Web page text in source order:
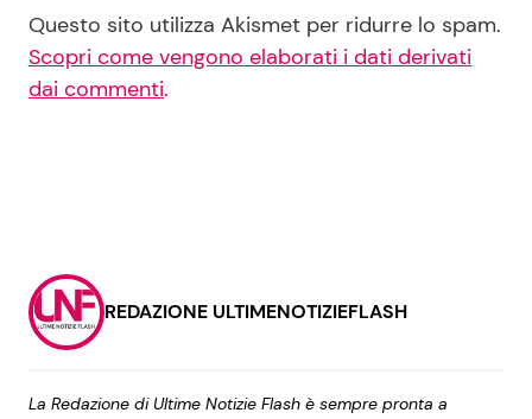
Questo sito utilizza Akismet per ridurre lo spam.
Scopri come vengono elaborati i dati derivati
dai commenti.
REDAZIONE ULTIMENOTIZIEFLASH
La Redazione di Ultime Notizie Flash è sempre pronta a